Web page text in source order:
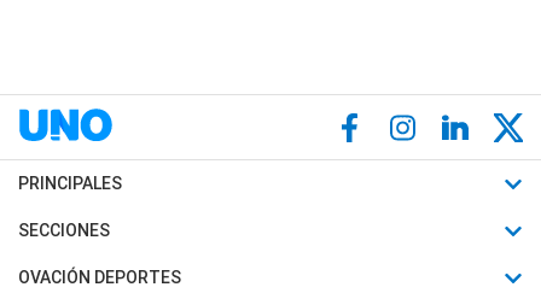
PRINCIPALES
Últimas Noticias
Política
SECCIONES
Horóscopo
OVACIÓN DEPORTES